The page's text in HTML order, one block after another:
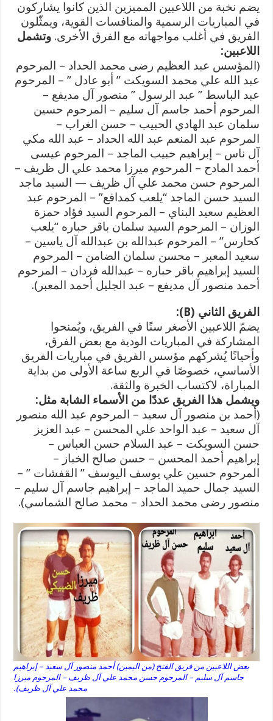
يضم نخبة من اللاعبين المميزين الذين كانوا يشاركون
في المباريات الرسمية والمنافسات القوية، ويمثّلون
الفريق في أغلب مواجهاته مع الفرق الأخرى.وتشمل
اللاعبين:
(المؤسس عبد العظيم رضى محمد الحداد – المرحوم
عبد الله علي محمد السويكت ” أبو عادل ” – المرحوم
عبد الباسط ” عبد الرسول ” منصور آل مديفع –
المرحوم أحمد جاسم آل سليم – المرحوم حسين
سلمان عبد الهادي الحبيب – حسن الغراب –
المرحوم عبد المنعم عبد الله الحداد – عبد الله مكي
آل ناس – إبراهيم حبيب الماجد – المرحوم عيسى
أحمد المادح – المرحوم ميرزا محمد علي ال ظريف –
المرحوم حسن محمد علي آل ظريف — السيد ماجد
السيد حسن الماجد “يلعب كمدافع” – المرحوم عبد
العظيم سعيد البناي – المرحوم السيد فؤاد حمزة
الوزان – المرحوم السيد سلمان باقر حباره “يلعب
كحارس” – المرحوم عبدالله بن عبدالله آل ياسين –
سعيد المعبر – محسن سلمان الضامن – المرحوم
السيد إبراهيم باقر حباره – عبدالله فردان – المرحوم
أحمد منصور آل مديفع – عبد الجليل أحمد المعبر).
الفريق الثاني (B):
يضمّ اللاعبين الأصغر سنًا في الفريق، ويُمنحوا
المشاركة في المباريات الودية مع بعض الفرق،
وأحيانًا يُشركهم مؤسس الفريق في مباريات الفريق
الأساسي، خصوصًا في الربع ساعة الأولى من بداية
المباراة، لاكتساب الخبرة والثقة.
ويشمل هذا الفريق عددًا من الأسماء الشابة مثل:
(أحمد بن منصور آل سعيد – المرحوم عبد الله منصور
آل سعيد – عبد الواحد علي المحسن – عبد العزيز
حسن السويكت – عبد السلام حسن العباس –
إبراهيم أحمد المحسن – حسن صالح الخباز –
المرحوم حسين علي يوسف اليوسف ” القفشات ” –
السيد جمال حميد الماجد – إبراهيم جاسم آل سليم –
منصور رضى محمد الحداد – محمد صالح الشماسي).
بعض اللاعبين من فريق الفتح (من اليمين) أحمد منصور آل سعيد – إبراهيم
جاسم آل سليم – المرحوم حسن محمد علي آل ظريف – المرحوم ميرزا
محمد علي آل ظريف).